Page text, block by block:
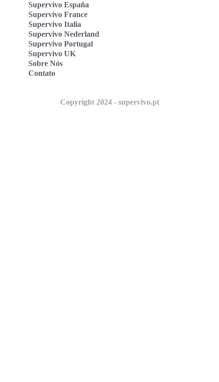
Supervivo España
Supervivo France
Supervivo Italia
Supervivo Nederland
Supervivo Portugal
Supervivo UK
Sobre Nós
Contato
Copyright 2024 - supervivo.pt